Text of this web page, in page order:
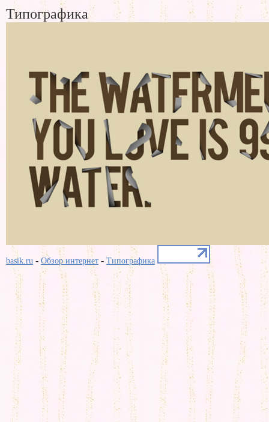
Типографика
basik.ru - Обзор интернет - Типографика